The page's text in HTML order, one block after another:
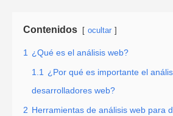
Contenidos ocultar
1 ¿Qué es el análisis web?
1.1 ¿Por qué es importante el
desarrolladores web?
2 Herramientas de análisis web para